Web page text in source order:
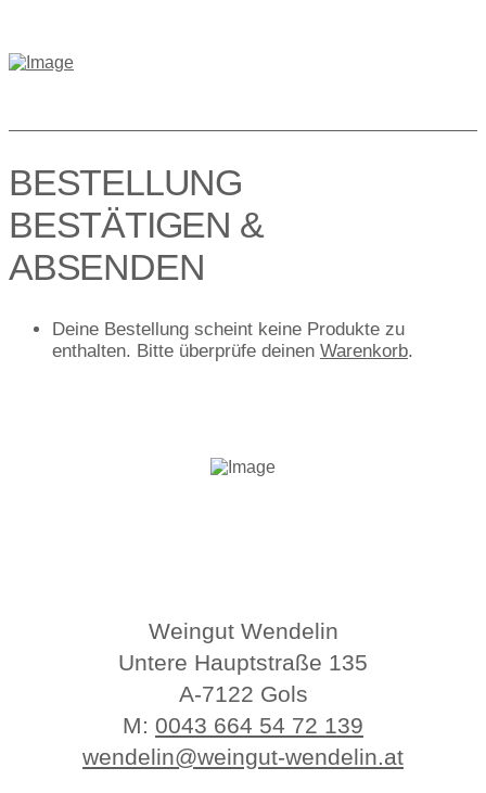
BESTELLUNG
BESTÄTIGEN &
ABSENDEN
Deine Bestellung scheint keine Produkte zu
enthalten. Bitte überprüfe deinen Warenkorb.
Weingut Wendelin
Untere Hauptstraße 135
A-7122 Gols
M: 0043 664 54 72 139
wendelin@weingut-wendelin.at